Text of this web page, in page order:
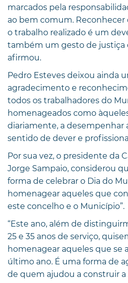
marcados pela
ao bem comum.
o trabalho realizado é um
também um gesto de justiça
afirmou.
Pedro Esteves deixou ainda
agradecimento e
todos os trabalhadores do
homenageados como
diariamente, a desempenhar
sentido de dever e
Por sua vez, o presidente da
Jorge Sampaio, considerou
forma de celebrar o Dia do
homenagear aqueles que
este concelho e o Município”.
“Este ano, além de
25 e 35 anos de serviço,
homenagear aqueles que se
último ano. É uma forma de
de quem ajudou a construir a